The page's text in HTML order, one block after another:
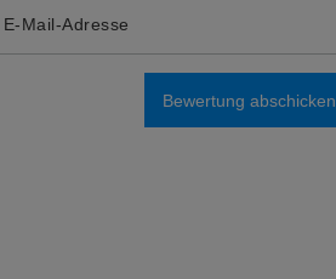
Mail-Adresse
Bewertung abschicken